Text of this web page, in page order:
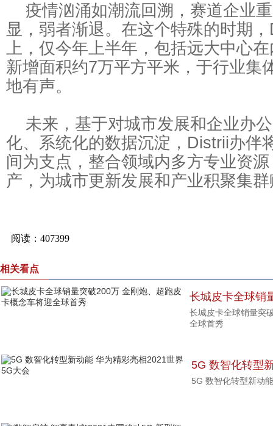
疫情汹涌如潮流回溯，赛道企业
显，弱者渐退。在这个特殊的时期
上，仅今年上半年，包括远大中心
新增面积约7万平方平米，于行业集
地有声。
未来，基于对城市发展和企业办
化、系统化的数据沉淀，Distrii办伴
间为支点，整合领域内多方专业资
产，为城市更新发展和产业积聚集
相关看点
长城皮卡全球销
卡概念车将迎全
长城皮卡全球销量突
全球首秀
5G 数智化转型
5G大会
5G 数智化转型新动